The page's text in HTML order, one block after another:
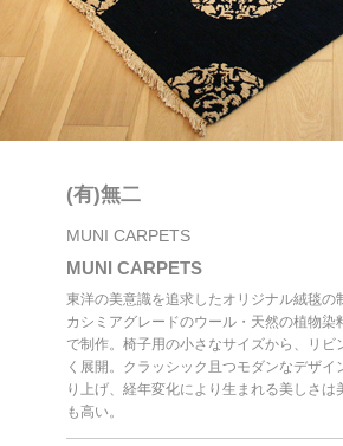
(有)無二
MUNI CARPETS
MUNI CARPETS
東洋の美意識を追求したオリジナル絨毯の
カシミアグレードのウール・天然の植物染
で制作。椅子用の小さなサイズから、リビ
く展開。クラッシック且つモダンなデザイ
り上げ、経年変化により生まれる美しさは
も高い。